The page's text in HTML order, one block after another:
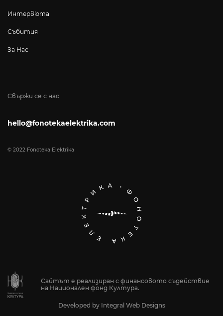
Свържи се с нас
hello@fonotekaelektrika.com
© 2022 Fonoteka Elektrika
Интервюта
Събития
За Нас
Сайтът е реализиран с финансовото съдействие
на Национален фонд Култура.
Developed by Integral Web Designs